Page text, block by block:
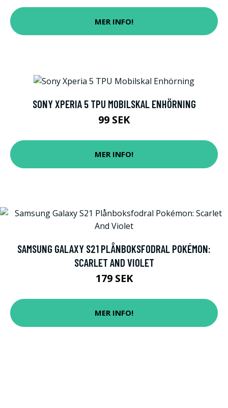
MER INFO!
SONY XPERIA 5 TPU MOBILSKAL ENHÖRNING
99 SEK
MER INFO!
SAMSUNG GALAXY S21 PLÅNBOKSFODRAL POKÉMON:
SCARLET AND VIOLET
179 SEK
MER INFO!